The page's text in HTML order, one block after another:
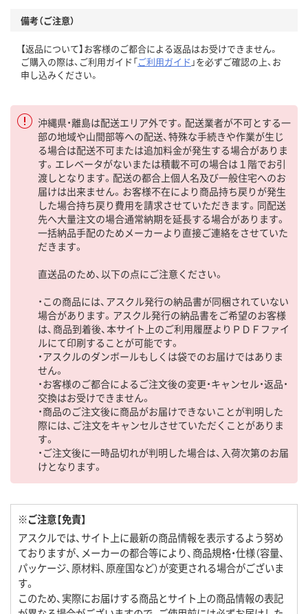
備考（ご注意）
【返品について】お客様のご都合による返品はお受けできません。
ご購入の際は、ご利用ガイド「ご利用ガイド 」を必ずご確認の上、お
申し込みください。
沖縄県・離島は配送エリア外です。配送業者が不可とする一
部の地域や山間部等への配送、特殊な手続きや作業が生じ
る場合は配送不可または追加料金が発生する場合がありま
す。エレベータがないまたは積載不可の場合は１階でお引
渡しとなります。配送の都合上個人名及び一般住宅へのお
届けは出来ません。お客様不在により商品持ち戻りが発生
した場合持ち戻り費用を請求させていただきます。同配送
先へ大量注文の場合通常納期を延長する場合があります。
一括納品手配のためメーカーより直接ご連絡をさせていた
だきます。
直送品のため、以下の点にご注意ください。
・この商品には、アスクル発行の納品書が同梱されていない
場合があります。アスクル発行の納品書をご希望のお客様
は、商品到着後、本サイト上のご利用履歴よりＰＤＦファイ
ルにて印刷することが可能です。
・アスクルのダンボールもしくは袋でのお届けではありま
せん。
・お客様のご都合によるご注文後の変更・キャンセル・返品・
交換はお受けできません。
・商品のご注文後に商品がお届けできないことが判明した
際には、ご注文をキャンセルさせていただくことがありま
す。
・ご注文後に一時品切れが判明した場合は、入荷次第のお届
けとなります。
※ご注意【免責】
アスクルでは、サイト上に最新の商品情報を表示するよう努め
ておりますが、メーカーの都合等により、商品規格・仕様（容量、
パッケージ、原材料、原産国など）が変更される場合がございま
す。
このため、実際にお届けする商品とサイト上の商品情報の表記